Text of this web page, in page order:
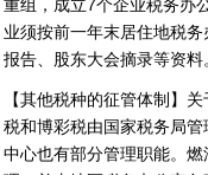
重组，成立7个企业税务办
业须按前一年末居住地税务
报告、股东大会摘录等资
【其他税种的征管体制】
税和博彩税由国家税务局管
中心也有部分管理职能。